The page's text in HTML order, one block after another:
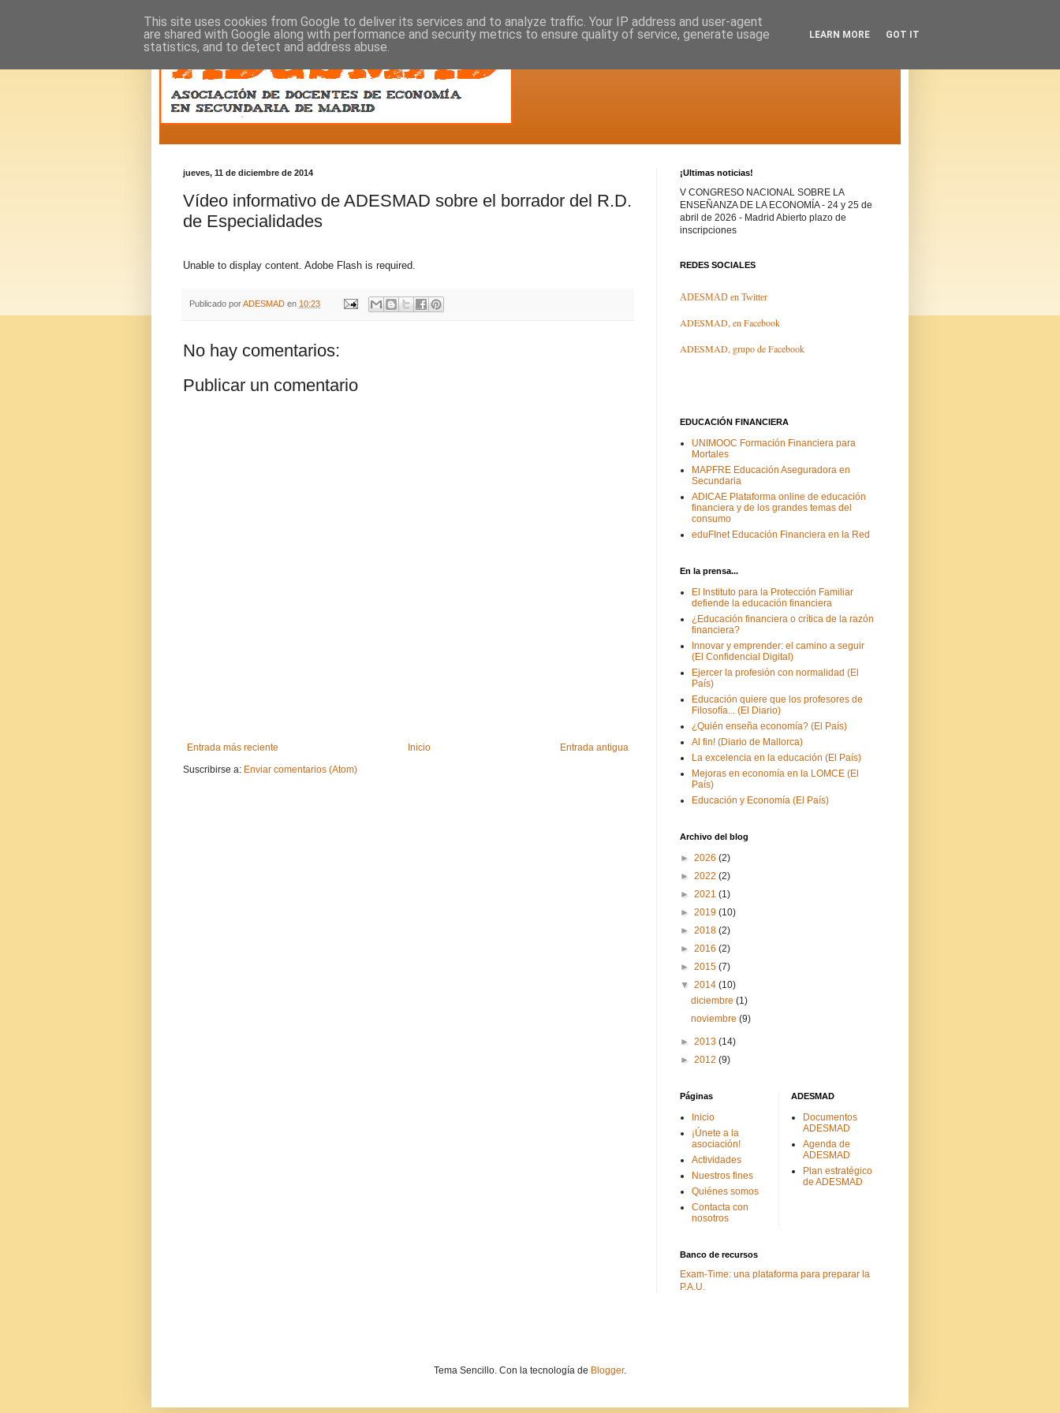
jueves, 11 de diciembre de 2014
Vídeo informativo de ADESMAD sobre el borrador del R.D.
de Especialidades
Unable to display content. Adobe Flash is required.
Publicado porADESMAD en 10:23
No hay comentarios:
Publicar un comentario
Entrada más reciente Entrada antigua
Inicio
Suscribirse a: Enviar comentarios (Atom)
¡Ultimas noticias!
V CONGRESO NACIONAL SOBRE LA
ENSEÑANZA DE LA ECONOMÍA - 24 y 25 de
abril de 2026 - Madrid Abierto plazo de
inscripciones
REDES SOCIALES
ADESMAD en Twitter
ADESMAD, en Facebook
ADESMAD, grupo de Facebook
EDUCACIÓN FINANCIERA
UNIMOOC Formación Financiera para
Mortales
MAPFRE Educación Aseguradora en
Secundaria
ADICAE Plataforma online de educación
financiera y de los grandes temas del
consumo
eduFInet Educación Financiera en la Red
En la prensa...
El Instituto para la Protección Familiar
defiende la educación financiera
¿Educación financiera o crítica de la razón
financiera?
Innovar y emprender: el camino a seguir
(El Confidencial Digital)
Ejercer la profesión con normalidad (El
País)
Educación quiere que los profesores de
Filosofía... (El Diario)
¿Quién enseña economía? (El País)
Al fin! (Diario de Mallorca)
La excelencia en la educación (El País)
Mejoras en economía en la LOMCE (El
País)
Educación y Economía (El País)
Archivo del blog
► 2026 (2)
► 2022 (2)
► 2021 (1)
► 2019 (10)
► 2018 (2)
► 2016 (2)
► 2015 (7)
▼ 2014 (10)
diciembre(1)
noviembre(9)
► 2013 (14)
► 2012 (9)
Páginas
Inicio
¡Únete a la
asociación!
Actividades
Nuestros fines
Quiénes somos
Contacta con
nosotros
ADESMAD
Documentos
ADESMAD
Agenda de
ADESMAD
Plan estratégico
de ADESMAD
Banco de recursos
Exam-Time: una plataforma para preparar la
P.A.U.
Tema Sencillo. Con la tecnología de Blogger.
This site uses cookies from Google to deliver its services and to analyze traffic. Your IP address and user-agent
are shared with Google along with performance and security metrics to ensure quality of service, generate usage
statistics, and to detect and address abuse.
LEARN MORE GOT IT